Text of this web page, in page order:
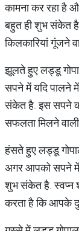
कामना कर रहा है
बहुत ही शुभ संकेत
किलकारियां गूंजने
झूलते हुए लड्डू
सपने में यदि पालने
संकेत है. इस सपने
सफलता मिलने
हंसते हुए लड्डू
अगर आपको सपने में
शुभ संकेत है. स्वप्न
करता है कि आपके